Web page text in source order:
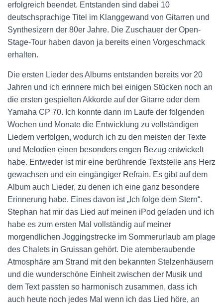
erfolgreich beendet. Entstanden sind dabei 10
deutschsprachige Titel im Klanggewand von Gitarren und
Synthesizern der 80er Jahre. Die Zuschauer der Open-
Stage-Tour haben davon ja bereits einen Vorgeschmack
erhalten.
Die ersten Lieder des Albums entstanden bereits vor 20
Jahren und ich erinnere mich bei einigen Stücken noch an
die ersten gespielten Akkorde auf der Gitarre oder dem
Yamaha CP 70. Ich konnte dann im Laufe der folgenden
Wochen und Monate die Entwicklung zu vollständigen
Liedern verfolgen, wodurch ich zu den meisten der Texte
und Melodien einen besonders engen Bezug entwickelt
habe. Entweder ist mir eine berührende Textstelle ans Herz
gewachsen und ein eingängiger Refrain. Es gibt auf dem
Album auch Lieder, zu denen ich eine ganz besondere
Erinnerung habe. Eines davon ist „Ich folge dem Stern“.
Stephan hat mir das Lied auf meinen iPod geladen und ich
habe es zum ersten Mal vollständig auf meiner
morgendlichen Joggingstrecke im Sommerurlaub am plage
des Chalets in Gruissan gehört. Die atemberaubende
Atmosphäre am Strand mit den bekannten Stelzenhäusern
und die wunderschöne Einheit zwischen der Musik und
dem Text passten so harmonisch zusammen, dass ich
auch heute noch jedes Mal wenn ich das Lied höre, an